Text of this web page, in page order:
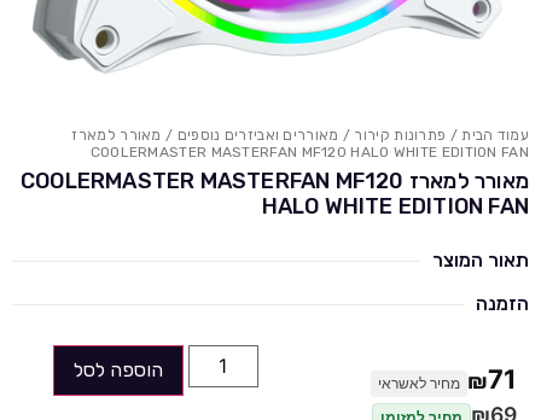
עמוד הבית/ פתרונות קירור / מאוררים ואביזרים נוספים / מאורר למארז
COOLERMASTER MASTERFAN MF120 HALO WHITE EDITION FAN
מאורר למארז COOLERMASTER MASTERFAN MF120
HALO WHITE EDITION FAN
תאור המוצר
הזמנה
₪71 מחיר לאשראי
₪69
הוספה לסל